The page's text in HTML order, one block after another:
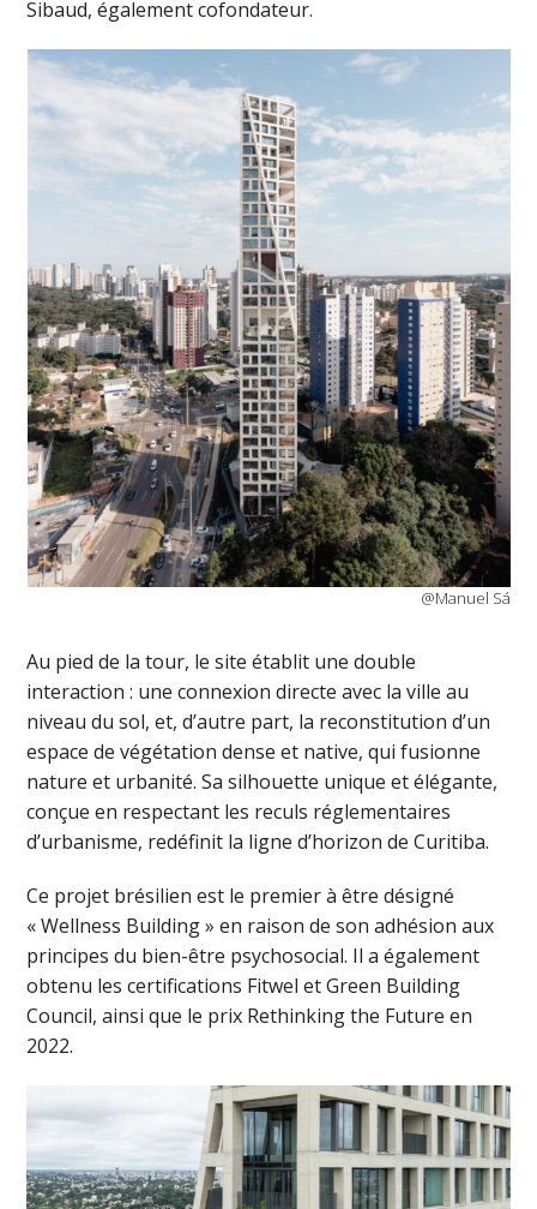
Sibaud, également cofondateur.
@Manuel Sá
Au pied de la tour, le site établit une double
interaction : une connexion directe avec la ville au
niveau du sol, et, d’autre part, la reconstitution d’un
espace de végétation dense et native, qui fusionne
nature et urbanité. Sa silhouette unique et élégante,
conçue en respectant les reculs réglementaires
d’urbanisme, redéfinit la ligne d’horizon de Curitiba.
Ce projet brésilien est le premier à être désigné
« Wellness Building » en raison de son adhésion aux
principes du bien-être psychosocial. Il a également
obtenu les certifications Fitwel et Green Building
Council, ainsi que le prix Rethinking the Future en
2022.